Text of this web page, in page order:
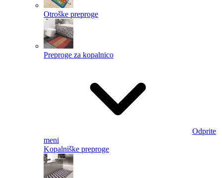
Otroške preproge
Preproge za kopalnico
Odprite
meni
Kopalniške preproge